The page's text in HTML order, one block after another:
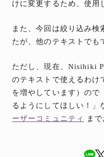
けに変更するため、使用
また、今回は絞り込み検
たが、他のテキストでも
ただし、現在、Nisihiki
のテキストで使えるわけ
を増やしています）ので
るようにしてほしい！」
ーザーコミュニティ
ま